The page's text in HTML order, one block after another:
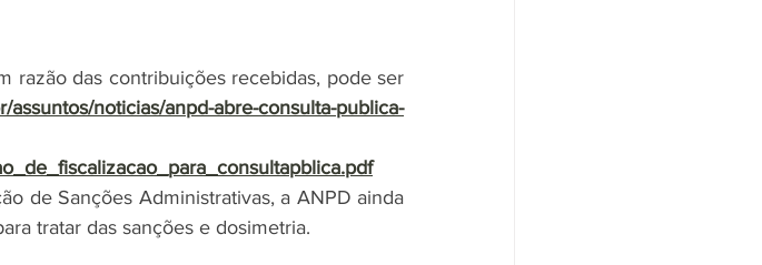
razão das contribuições recebidas, pode ser
assuntos/noticias/anpd-abre-consulta-publica-
de Sanções Administrativas, a ANPD ainda
tratar das sanções e dosimetria.